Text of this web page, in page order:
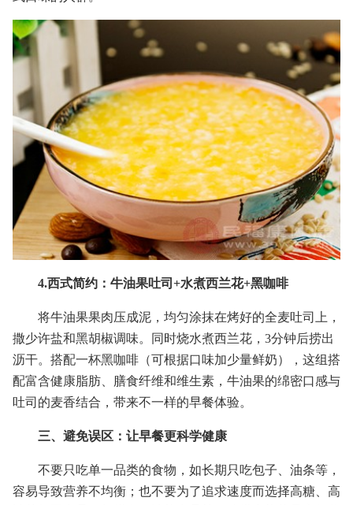
4.西式简约：牛油果吐司+水煮西兰花+黑咖啡
将牛油果果肉压成泥，均匀涂抹在烤好的全麦吐司上，
撒少许盐和黑胡椒调味。同时烧水煮西兰花，3分钟后捞出
沥干。搭配一杯黑咖啡（可根据口味加少量鲜奶），这组搭
配富含健康脂肪、膳食纤维和维生素，牛油果的绵密口感与
吐司的麦香结合，带来不一样的早餐体验。
三、避免误区：让早餐更科学健康
不要只吃单一品类的食物，如长期只吃包子、油条等，
容易导致营养不均衡；也不要为了追求速度而选择高糖、高